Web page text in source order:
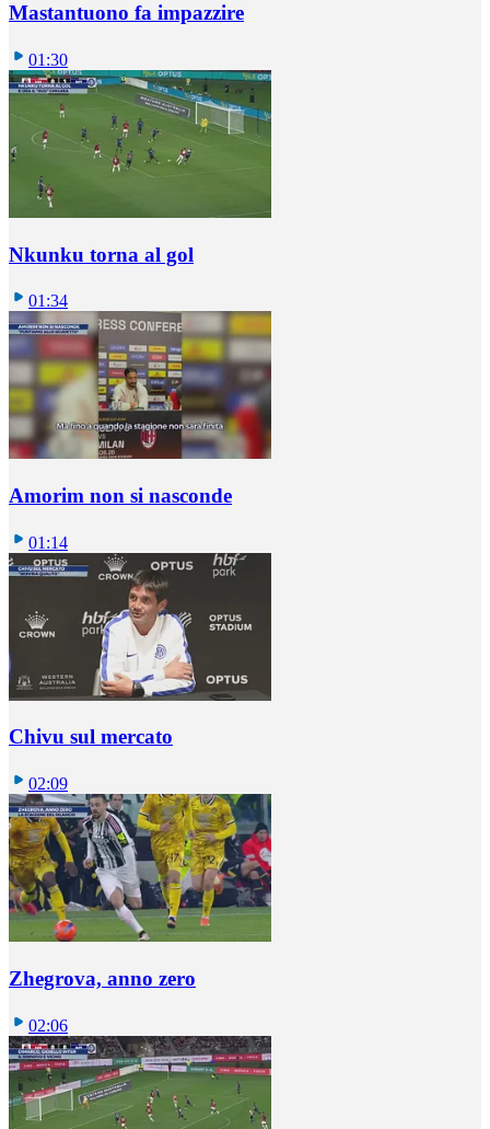
Mastantuono fa impazzire
01:30
Nkunku torna al gol
01:34
Amorim non si nasconde
01:14
Chivu sul mercato
02:09
Zhegrova, anno zero
02:06